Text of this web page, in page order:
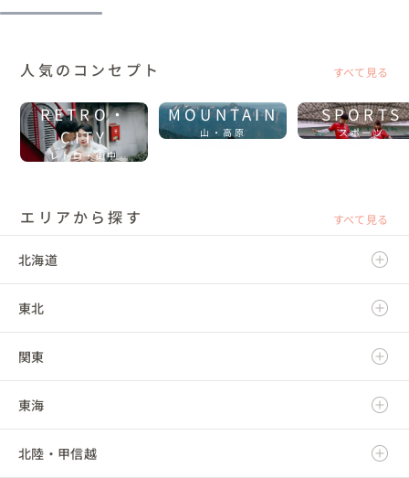
人気のコンセプト すべて見る
RETRO・
CITY
レトロ・街中
MOUNTAIN
山・高原
SPORTS
スポーツ
エリアから探す すべて見る
北海道
北海道
東北
青森県
岩手県
宮城県
関東
茨城県
栃木県
東海
岐阜県
北陸・甲信越